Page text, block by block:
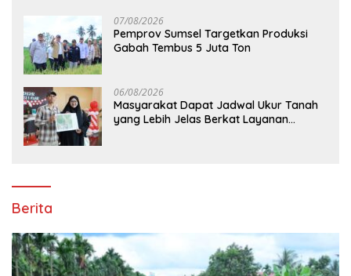
07/08/2026
Pemprov Sumsel Targetkan Produksi
Gabah Tembus 5 Juta Ton
06/08/2026
Masyarakat Dapat Jadwal Ukur Tanah
yang Lebih Jelas Berkat Layanan
Berita